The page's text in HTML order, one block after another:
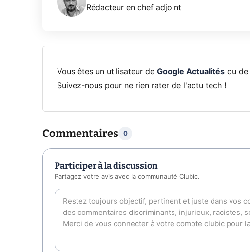
Rédacteur en chef adjoint
Vous êtes un utilisateur de Google Actualitésou de
Suivez-nous pour ne rien rater de l'actu tech !
Commentaires 0
Participer à la discussion
Partagez votre avis avec la communauté Clubic.